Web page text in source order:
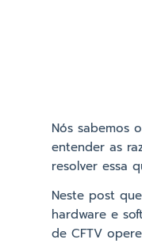
Nós sabemos
entender as
resolver essa
Neste post
hardware e
de CFTV